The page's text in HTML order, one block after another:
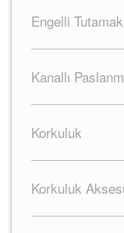
Engelli
Kanallı
Korkuluk
Korkuluk